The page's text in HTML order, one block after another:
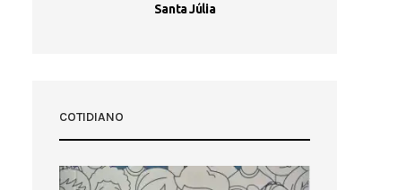
Santa Júlia
COTIDIANO